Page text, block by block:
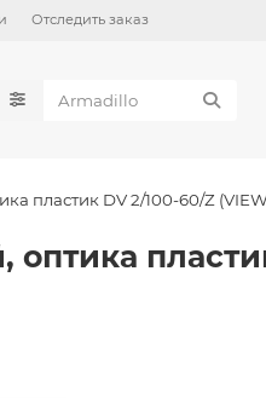
Отследить заказ
пластик DV 2/100-60/Z